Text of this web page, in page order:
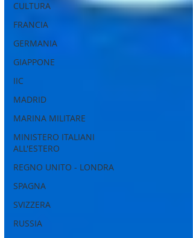
CULTURA
FRANCIA
GERMANIA
GIAPPONE
IIC
MADRID
MARINA MILITARE
MINISTERO ITALIANI
ALL'ESTERO
REGNO UNITO - LONDRA
SPAGNA
SVIZZERA
RUSSIA